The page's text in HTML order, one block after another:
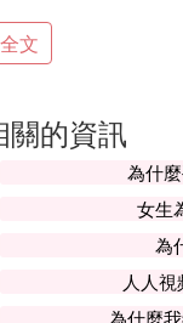
為我已經玩過這
了，就直接下載
髏女孩完成挑戰
能，玩起來感
文
的資訊
為什
女生
為
人人
為什麼